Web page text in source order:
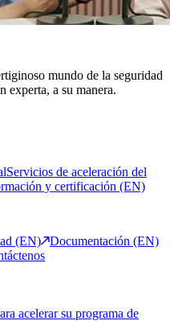
mundo de la seguridad
experta, a su manera.
Servicios de aceleración del
y certificación (EN)
(EN)
Documentación (EN)
acelerar su programa de